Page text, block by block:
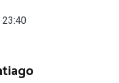
23:40